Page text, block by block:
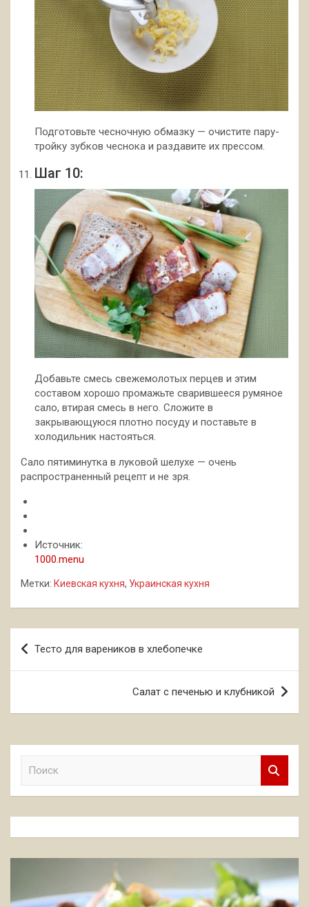
Подготовьте чесночную обмазку — очистите пару-
тройку зубков чеснока и раздавите их прессом.
Шаг 10:
Добавьте смесь свежемолотых перцев и этим
составом хорошо промажьте сварившееся румяное
сало, втирая смесь в него. Сложите в
закрывающуюся плотно посуду и поставьте в
холодильник настояться.
Сало пятиминутка в луковой шелухе — очень
распространенный рецепт и не зря.
Источник:
1000.menu
Метки: Киевская кухня, Украинская кухня
Навигация
по
Тесто для вареников в хлебопечке
Салат с печенью и клубникой
к